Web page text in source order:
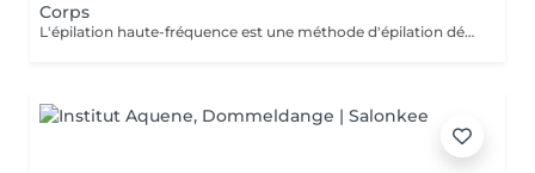
Corps
L'épilation haute-fréquence est une méthode d'épilation définitive au poil par poil. Plus clairement, l'épilation haute fréquence est une évolution de l'épilation électrique aussi appelée électrolyse. Vous l'aurez compris, il s'agit d'une alternative efficace pour tous les types de poils. Notamment les poils blonds, blancs et roux qui ne sont donc pas éligibles à l'épilation laser. Les zones les plus traitées sont les zones du visage. 3€ la minute